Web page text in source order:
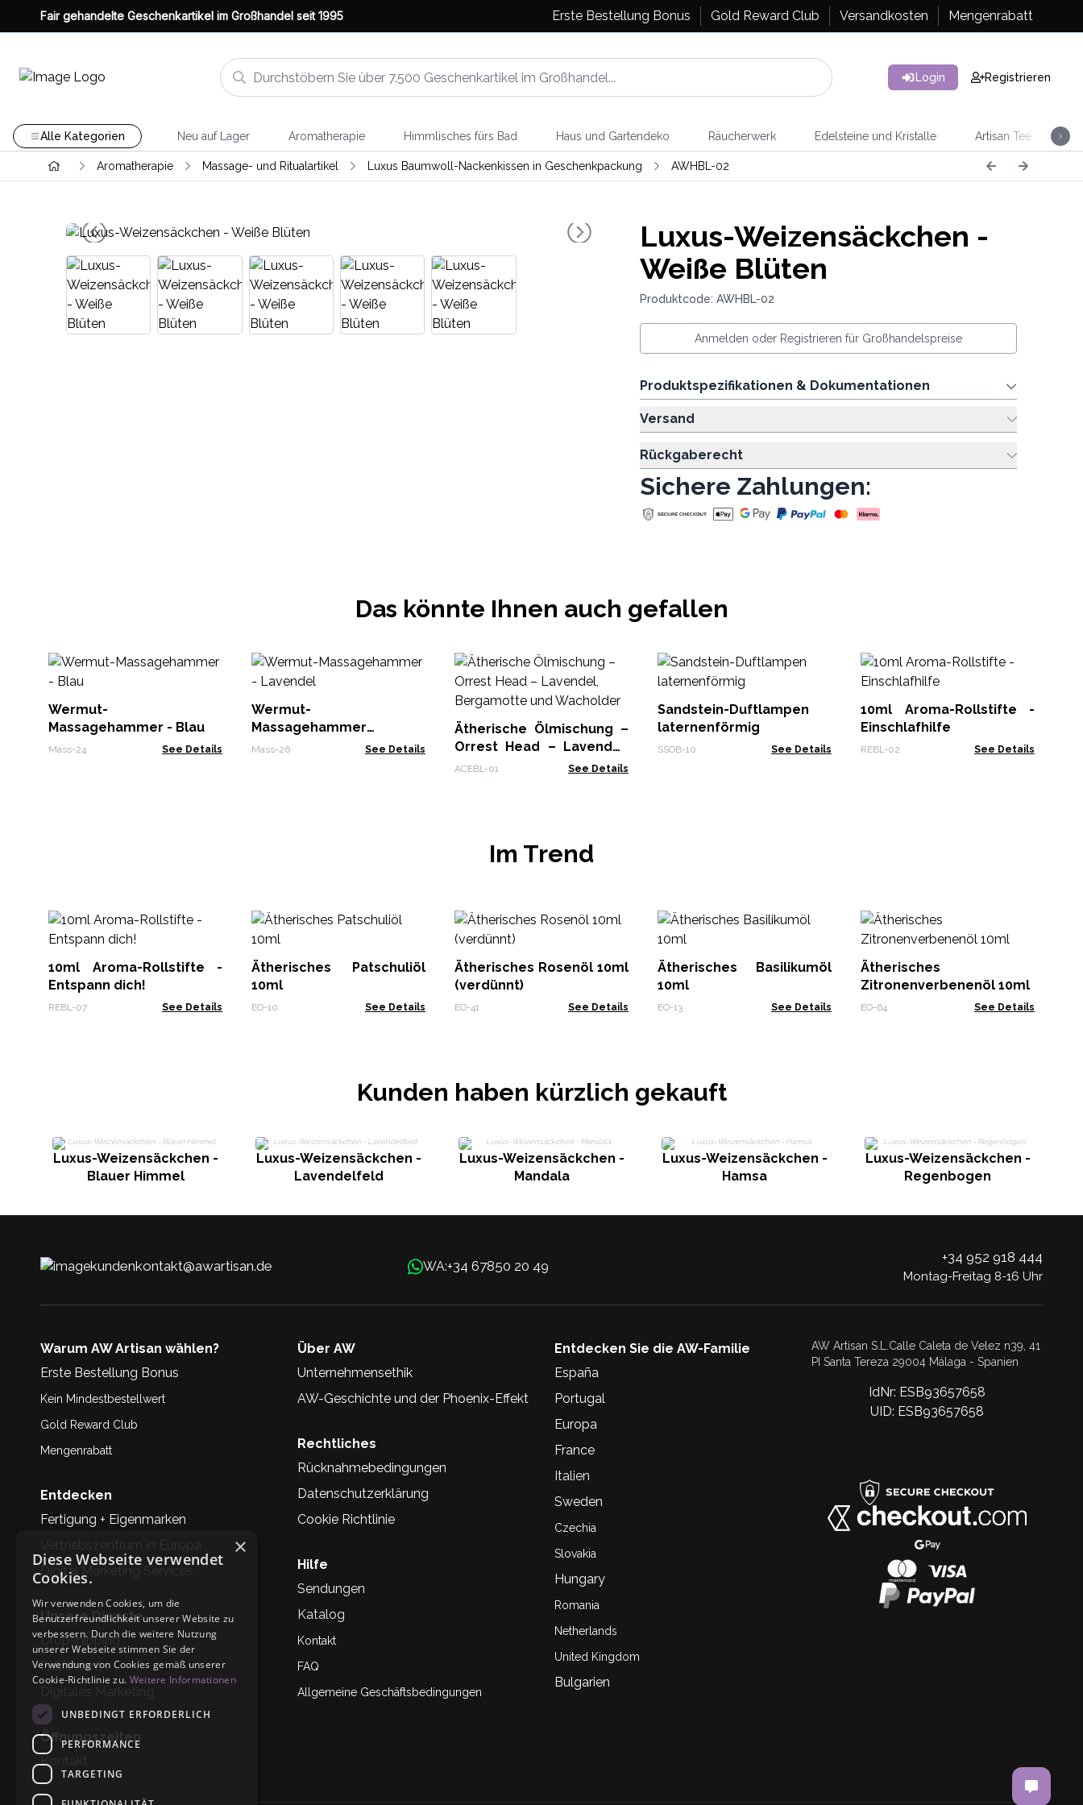
Fair gehandelte Geschenkartikel im Großhandel seit 1995 Erste Bestellung Bonus Gold Reward Club Versandkosten Mengenrabatt
Login Registrieren
Alle Kategorien Neu auf Lager Aromatherapie Himmlisches fürs Bad Haus und Gartendeko Räucherwerk Edelsteine und Kristalle Artisan Tee
Aromatherapie Massage- und Ritualartikel Luxus Baumwoll-Nackenkissen in Geschenkpackung AWHBL-02
Luxus-Weizensäckchen -
Weiße Blüten
Produktcode: AWHBL-02
Anmelden oder Registrieren für Großhandelspreise
Produktspezifikationen & Dokumentationen
Versand
Rückgaberecht
Sichere Zahlungen:
Das könnte Ihnen auch gefallen
Wermut-
Massagehammer - Blau
Mass-24 See Details
Wermut-
Massagehammer -
Lavendel
Mass-26 See Details
Ätherische Ölmischung –
Orrest Head – Lavendel,
Bergamotte und
ACEBL-01 See Details
Sandstein-Duftlampen
laternenförmig
SSOB-10 See Details
10ml Aroma-Rollstifte -
Einschlafhilfe
REBL-02 See Details
Im Trend
10ml Aroma-Rollstifte -
Entspann dich!
REBL-07 See Details
Ätherisches Patschuliöl
10ml
EO-10 See Details
Ätherisches Rosenöl 10ml
(verdünnt)
EO-41 See Details
Ätherisches Basilikumöl
10ml
EO-13 See Details
Ätherisches
Zitronenverbenenöl 10ml
EO-64 See Details
Kunden haben kürzlich gekauft
Luxus-Weizensäckchen -
Blauer Himmel
Luxus-Weizensäckchen -
Lavendelfeld
Luxus-Weizensäckchen -
Mandala
Luxus-Weizensäckchen -
Hamsa
Luxus-Weizensäckchen -
Regenbogen
kundenkontakt@awartisan.de WA:+34 67850 20 49
+34 952 918 444
Montag-Freitag 8-16 Uhr
Warum AW Artisan wählen?
Erste Bestellung Bonus
Kein Mindestbestellwert
Gold Reward Club
Mengenrabatt
Entdecken
Fertigung + Eigenmarken
Vertriebszentrum in Europa
Digital Marketing Services
Unsere Dienste
Dropshipping
Fullfilment
Digitales Marketing
Öffnungszeiten
Kontakt
Über AW
Unternehmensethik
AW-Geschichte und der Phoenix-Effekt
Rechtliches
Rücknahmebedingungen
Datenschutzerklärung
Cookie Richtlinie
Hilfe
Sendungen
Katalog
Kontakt
FAQ
Allgemeine Geschäftsbedingungen
Entdecken Sie die AW-Familie
España
Portugal
Europa
France
Italien
Sweden
Czechia
Slovakia
Hungary
Romania
Netherlands
United Kingdom
Bulgarien
AW Artisan S.L.Calle Caleta de Velez n39, 41
PI Santa Tereza 29004 Málaga - Spanien
IdNr: ESB93657658
UID: ESB93657658
×
Diese Webseite verwendet
Cookies.
Wir verwenden Cookies, um die
Benutzerfreundlichkeit unserer Website zu
verbessern. Durch die weitere Nutzung
unserer Webseite stimmen Sie der
Verwendung von Cookies gemäß unserer
Cookie-Richtlinie zu. Weitere Informationen
UNBEDINGT ERFORDERLICH
PERFORMANCE
TARGETING